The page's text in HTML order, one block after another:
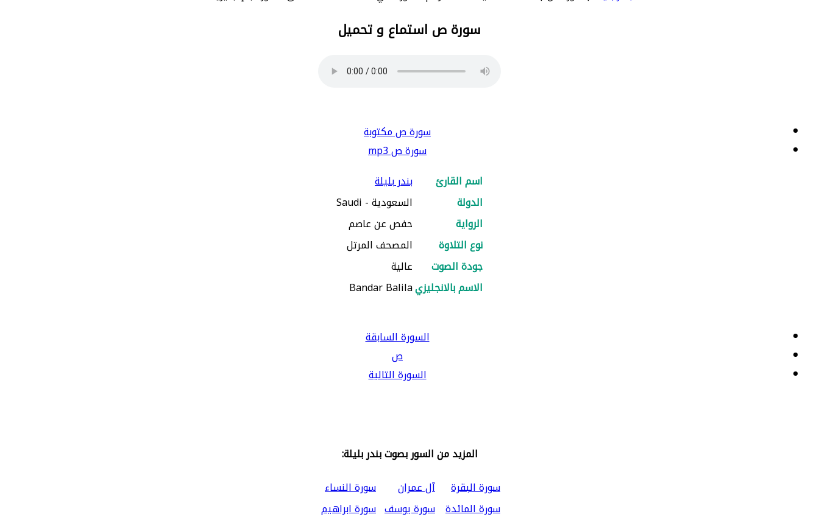
سورة ص استماع و تحميل
سورة ص مكتوبة
سورة ص mp3
اسم القارئ
بندر بليلة
الدولة
السعودية - Saudi
الرواية
حفص عن عاصم
نوع التلاوة
المصحف المرتل
جودة الصوت
عالية
الاسم بالانجليزيBandar Balila
السورة السابقة
ص
السورة التالية
المزيد من السور بصوت بندر بليلة:
سورة البقرة
آل عمران
سورة النساء
سورة المائدة سورة يوسف سورة ابراهيم